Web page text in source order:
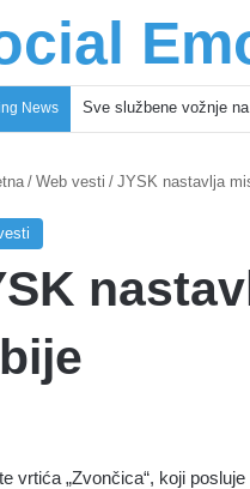
News Sve službene vožnje
/ Web vesti / JYSK nastavlja
vrtića „Zvončica“, koji